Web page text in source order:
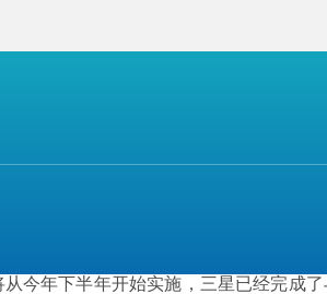
今年下半年开始实施，三星已经完成